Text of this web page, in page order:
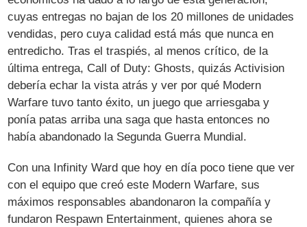
cuyas entregas no bajan de los 20 millones de unidades
vendidas, pero cuya calidad está más que nunca en
entredicho. Tras el traspiés, al menos crítico, de la
última entrega, Call of Duty: Ghosts, quizás Activision
debería echar la vista atrás y ver por qué Modern
Warfare tuvo tanto éxito, un juego que arriesgaba y
ponía patas arriba una saga que hasta entonces no
había abandonado la Segunda Guerra Mundial.
Con una Infinity Ward que hoy en día poco tiene que ver
con el equipo que creó este Modern Warfare, sus
máximos responsables abandonaron la compañía y
fundaron Respawn Entertainment, quienes ahora se